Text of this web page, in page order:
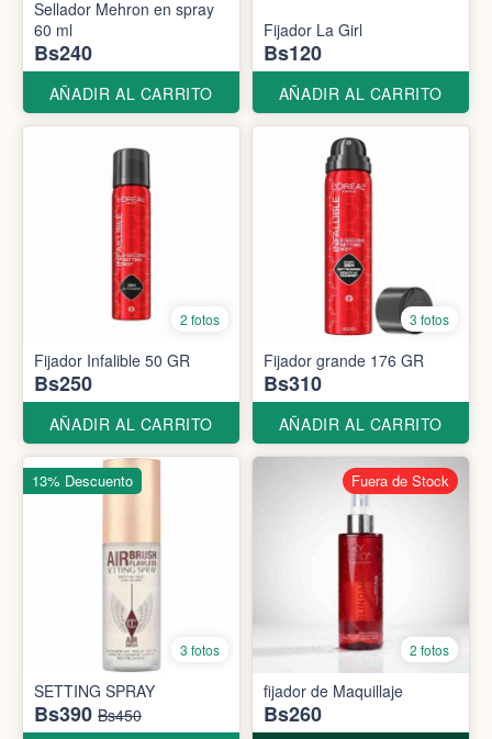
Sellador Mehron en spray
60 ml
Bs240
AÑADIR AL CARRITO
Fijador La Girl
Bs120
AÑADIR AL CARRITO
2 fotos
Fijador Infalible 50 GR
Bs250
AÑADIR AL CARRITO
3 fotos
Fijador grande 176 GR
Bs310
AÑADIR AL CARRITO
3 fotos
SETTING SPRAY
Bs390 Bs450
13% Descuento
2 fotos
fijador de Maquillaje
Bs260
Fuera de Stock